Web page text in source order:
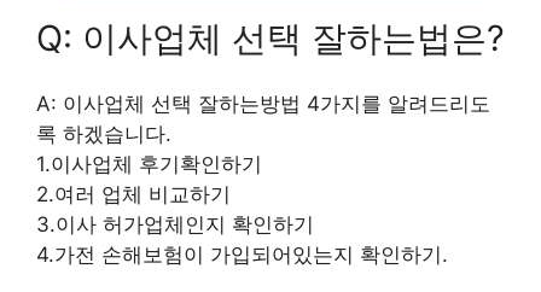
Q: 이사업체 선택 잘하는법은?
A: 이사업체 선택 잘하는방법 4가지를 알려드리도
록 하겠습니다.
1.이사업체 후기확인하기
2.여러 업체 비교하기
3.이사 허가업체인지 확인하기
4.가전 손해보험이 가입되어있는지 확인하기.